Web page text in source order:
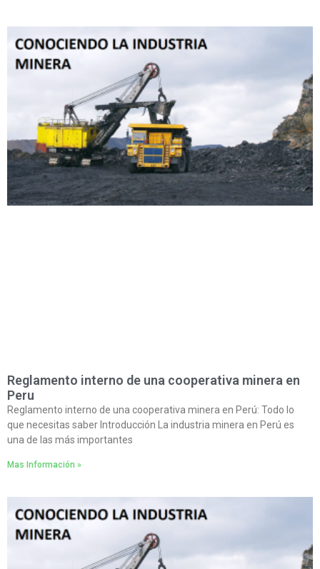
Reglamento interno de una cooperativa minera en
Peru
Reglamento interno de una cooperativa minera en Perú: Todo lo
que necesitas saber Introducción La industria minera en Perú es
una de las más importantes
Mas Información »